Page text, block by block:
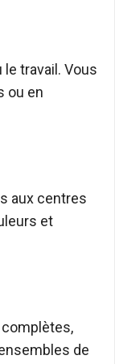
travail. Vous
ou en
aux centres
et
de